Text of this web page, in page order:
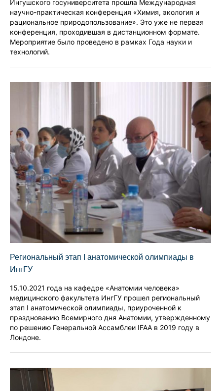
Ингушского госуниверситета прошла Международная
научно-практическая конференция «Химия, экология и
рациональное природопользование». Это уже не первая
конференция, проходившая в дистанционном формате.
Мероприятие было проведено в рамках Года науки и
технологий.
Региональный этап I анатомической олимпиады в
ИнгГУ
15.10.2021 года на кафедре «Анатомии человека»
медицинского факультета ИнгГУ прошел региональный
этап I анатомической олимпиады, приуроченной к
празднованию Всемирного дня Анатомии, утвержденному
по решению Генеральной Ассамблеи IFAA в 2019 году в
Лондоне.